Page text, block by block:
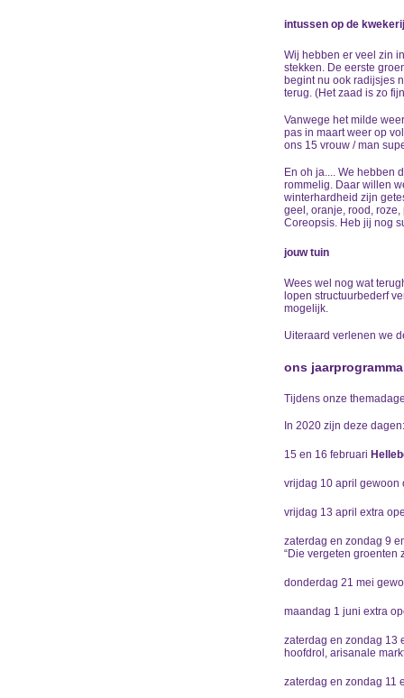
intussen op de kwekerij
Wij hebben er veel zin
stekken. De eerste
begint nu ook radijsjes
terug. (Het zaad is zo
Vanwege het milde
pas in maart weer op
ons 15 vrouw / man
En oh ja.... We hebben
rommelig. Daar willen
winterhardheid zijn
geel, oranje, rood,
Coreopsis. Heb jij nog
jouw tuin
Wees wel nog wat
lopen structuurbederf
mogelijk.
Uiteraard verlenen we
ons
Tijdens onze
In 2020 zijn deze dagen:
15 en 16 februari
vrijdag 10 april gewoon
vrijdag 13 april extra
zaterdag en zondag 9
“Die vergeten groenten
donderdag 21 mei
maandag 1 juni extra
zaterdag en zondag 13
hoofdrol, arisanale
zaterdag en zondag 11